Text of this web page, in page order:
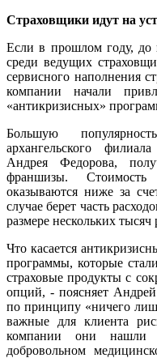
Страховщики идут на
Если в прошлом году, до
среди ведущих
сервисного наполнения
компании начали
«антикризисных»
Большую
архангельского
Андрея Федорова,
франшизы. Стоимость
оказываются ниже за
случае берет часть
размере нескольких тысяч
Что касается
программы, которые
страховые продукты с
опций, - поясняет
по принципу «ничего
важные для клиента
компании они нашли
добровольном